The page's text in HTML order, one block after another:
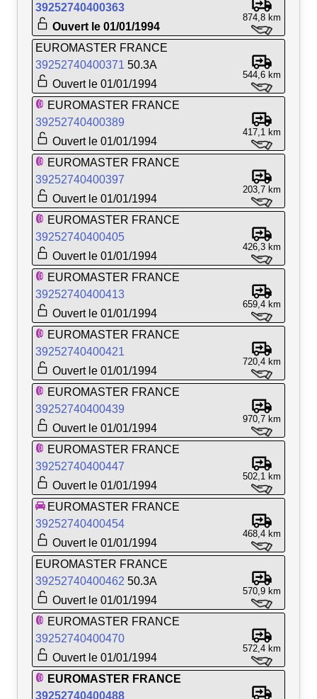
39252740400363
Ouvert le 01/01/1994
874,8 km
EUROMASTER FRANCE
39252740400371 50.3A
Ouvert le 01/01/1994
544,6 km
EUROMASTER FRANCE
39252740400389
Ouvert le 01/01/1994
417,1 km
EUROMASTER FRANCE
39252740400397
Ouvert le 01/01/1994
203,7 km
EUROMASTER FRANCE
39252740400405
Ouvert le 01/01/1994
426,3 km
EUROMASTER FRANCE
39252740400413
Ouvert le 01/01/1994
659,4 km
EUROMASTER FRANCE
39252740400421
Ouvert le 01/01/1994
720,4 km
EUROMASTER FRANCE
39252740400439
Ouvert le 01/01/1994
970,7 km
EUROMASTER FRANCE
39252740400447
Ouvert le 01/01/1994
502,1 km
EUROMASTER FRANCE
39252740400454
Ouvert le 01/01/1994
468,4 km
EUROMASTER FRANCE
39252740400462 50.3A
Ouvert le 01/01/1994
570,9 km
EUROMASTER FRANCE
39252740400470
Ouvert le 01/01/1994
572,4 km
EUROMASTER FRANCE
39252740400488